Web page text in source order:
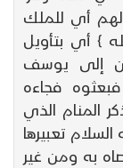
أي للملك
} أي بتأويل
إلى يوسف
فجاءه
المنام الذي
تعبيرها
به ومن غير